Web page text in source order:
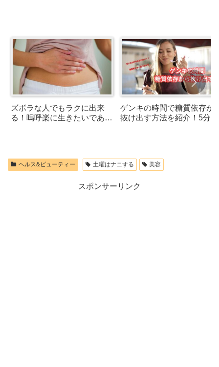
ズボラな人でもラクに出来
る！嗚呼楽に生きたいであへ
ゲンキの時間で糖質依存か
抜け出す方法を紹介！5分ル
ヘルス&ビューティー 土曜はナニする 美容
スポンサーリンク